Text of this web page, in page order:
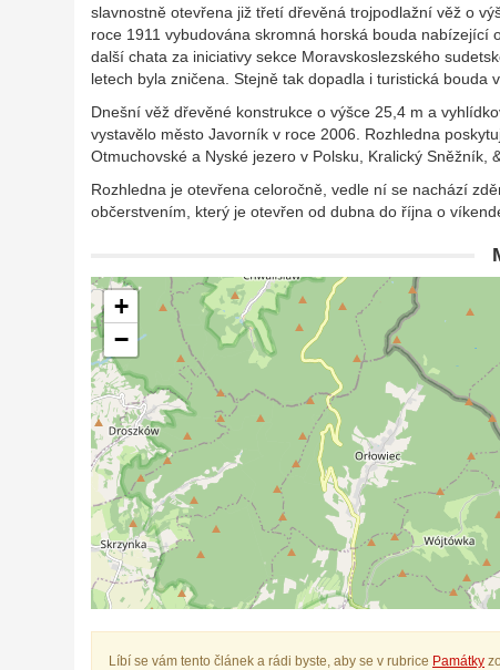
slavnostně otevřena již třetí dřevěná trojpodlažní věž o
roce 1911 vybudována skromná horská bouda
další chata za iniciativy sekce Moravskoslezského
letech byla zničena. Stejně tak dopadla i turistická bouda
Dnešní věž dřevěné konstrukce o výšce 25,4 m a
vystavělo město Javorník v roce 2006. Rozhledna
Otmuchovské a Nyské jezero v Polsku, Kralický Sněžník,
Rozhledna je otevřena celoročně, vedle ní se nachází
občerstvením, který je otevřen od dubna do října o
+
−
Líbí se vám tento článek a rádi byste, aby se v rubrice Památky